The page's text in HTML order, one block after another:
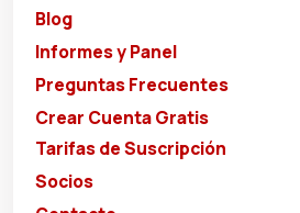
Blog
Informes y Panel
Preguntas Frecuentes
Crear Cuenta Gratis
Tarifas de Suscripción
Socios